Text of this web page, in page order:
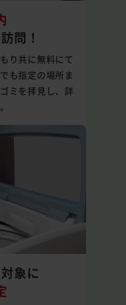
問！
り共に無料にて
も指定の場所ま
ミを拝見し、詳
象に